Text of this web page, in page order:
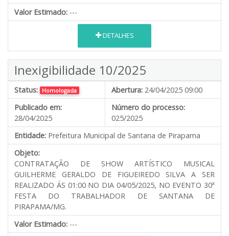
Valor Estimado: ---
DETALHES
Inexigibilidade 10/2025
Status: Homologada Abertura: 24/04/2025 09:00
Publicado em:
28/04/2025
Número do processo:
025/2025
Entidade: Prefeitura Municipal de Santana de Pirapama
Objeto:
CONTRATAÇÃO DE SHOW ARTÍSTICO MUSICAL
GUILHERME GERALDO DE FIGUEIREDO SILVA A SER
REALIZADO ÁS 01:00 NO DIA 04/05/2025, NO EVENTO 30ª
FESTA DO TRABALHADOR DE SANTANA DE
PIRAPAMA/MG.
Valor Estimado: ---